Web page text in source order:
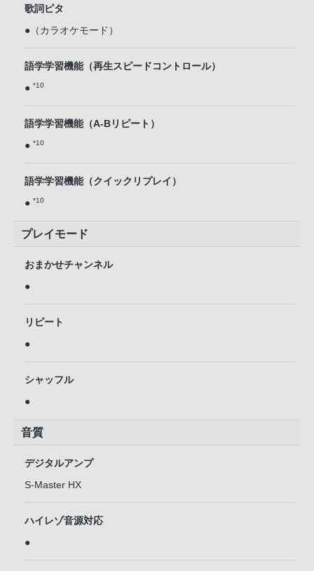
歌詞ピタ
●（カラオケモード）
語学学習機能（再生スピードコントロール）
● *10
語学学習機能（A-Bリピート）
● *10
語学学習機能（クイックリプレイ）
● *10
プレイモード
おまかせチャンネル
●
リピート
●
シャッフル
●
音質
デジタルアンプ
S-Master HX
ハイレゾ音源対応
●